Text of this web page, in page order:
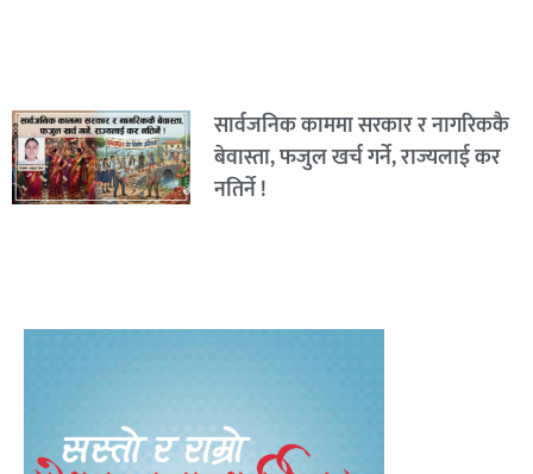
सार्वजनिक काममा सरकार र नागरिककै
बेवास्ता, फजुल खर्च गर्ने, राज्यलाई कर
नतिर्ने !